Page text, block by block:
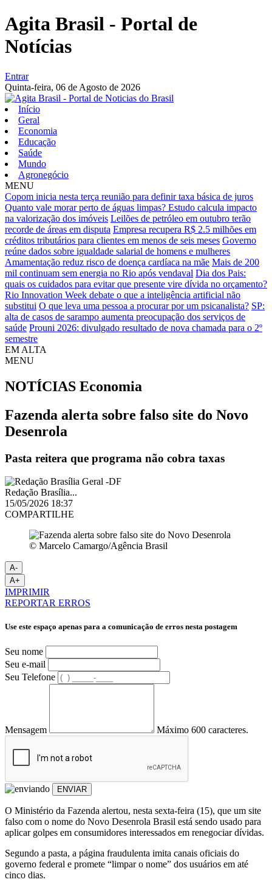
Agita Brasil - Portal de
Notícias
Entrar
Quinta-feira, 06 de Agosto de 2026
Início
Geral
Economia
Educação
Saúde
Mundo
Agronegócio
MENU
Copom inicia nesta terça reunião para definir taxa básica de juros
Quanto vale morar perto de águas limpas? Estudo calcula impacto
na valorização dos imóveis Leilões de petróleo em outubro terão
recorde de áreas em disputa Empresa recupera R$ 2.5 milhões em
créditos tributários para clientes em menos de seis meses Governo
reúne dados sobre igualdade salarial de homens e mulheres
Amamentação reduz risco de doença cardíaca na mãe Mais de 200
mil continuam sem energia no Rio após vendaval Dia dos Pais:
quais os cuidados para evitar que presente vire dívida no orçamento?
Rio Innovation Week debate o que a inteligência artificial não
substitui O que leva uma pessoa a procurar por um psicanalista? SP:
alta de casos de sarampo aumenta preocupação dos serviços de
saúde Prouni 2026: divulgado resultado de nova chamada para o 2º
semestre
EM ALTA
MENU
NOTÍCIAS Economia
Fazenda alerta sobre falso site do Novo
Desenrola
Pasta reitera que programa não cobra taxas
Redação Brasília...
15/05/2026 18:37
COMPARTILHE
© Marcelo Camargo/Agência Brasil
A-
A+
IMPRIMIR
REPORTAR ERROS
Use este espaço apenas para a comunicação de erros nesta postagem
Seu nome
Seu e-mail
Seu Telefone
Mensagem Máximo 600 caracteres.
ENVIAR
O Ministério da Fazenda alertou, nesta sexta-feira (15), que um site
falso com o nome do Novo Desenrola Brasil está sendo usado para
aplicar golpes em consumidores interessados em renegociar dívidas.
Segundo a pasta, a página fraudulenta imita canais oficiais do
governo federal e promete “limpar o nome” dos usuários em até
cinco dias.